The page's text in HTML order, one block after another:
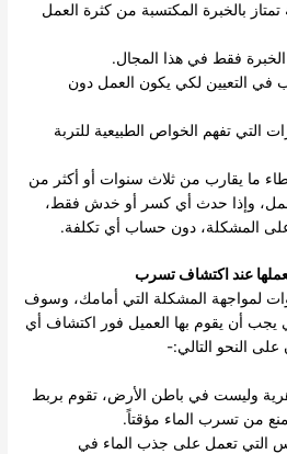
بالخبرة المكتسبة من كثرة العمل
فقط في هذا المجال.
في التعيين لكي يكون العمل دون
التي تفهم الخواص الطبيعية للتربة
ما يقارب من ثلاث سنوات أو أكثر من
وإذا حدث أي كسر أو خدش فقط،
المشكلة، دون حساب أي تكلفة.
عند اكتشاف تسرب
لمواجهة المشكلة التي أمامك، وسوف
أن يقوم بها العميل فور اكتشاف أي
النحو التالي:-
وليست في باطن الأرض، تقوم بربط
من تسرب الماء مؤقتاً.
التي تعمل على جذب الماء في